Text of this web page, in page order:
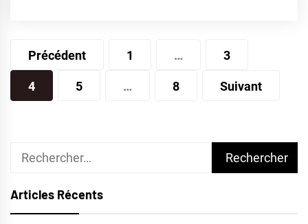
Pagination
des
publications
Précédent 1 … 3
4 5 … 8 Suivant
Rechercher :
Articles Récents